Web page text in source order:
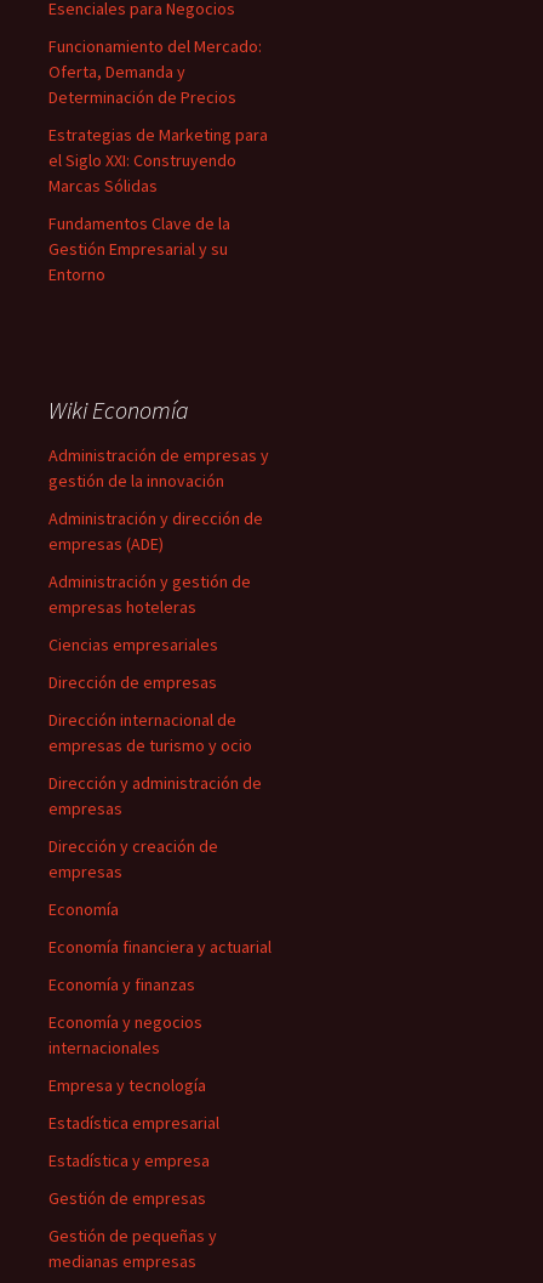
Esenciales para Negocios
Funcionamiento del Mercado:
Oferta, Demanda y
Determinación de Precios
Estrategias de Marketing para
el Siglo XXI: Construyendo
Marcas Sólidas
Fundamentos Clave de la
Gestión Empresarial y su
Entorno
Wiki Economía
Administración de empresas y
gestión de la innovación
Administración y dirección de
empresas (ADE)
Administración y gestión de
empresas hoteleras
Ciencias empresariales
Dirección de empresas
Dirección internacional de
empresas de turismo y ocio
Dirección y administración de
empresas
Dirección y creación de
empresas
Economía
Economía financiera y actuarial
Economía y finanzas
Economía y negocios
internacionales
Empresa y tecnología
Estadística empresarial
Estadística y empresa
Gestión de empresas
Gestión de pequeñas y
medianas empresas